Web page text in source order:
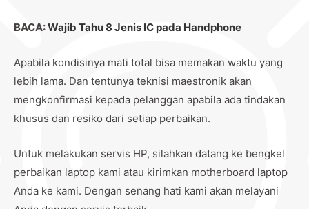
BACA:Wajib Tahu 8 Jenis IC pada Handphone
Apabila kondisinya mati total bisa memakan waktu yang
lebih lama. Dan tentunya teknisi maestronik akan
mengkonfirmasi kepada pelanggan apabila ada tindakan
khusus dan resiko dari setiap perbaikan.
Untuk melakukan servis HP, silahkan datang ke bengkel
perbaikan laptop kami atau kirimkan motherboard laptop
Anda ke kami. Dengan senang hati kami akan melayani